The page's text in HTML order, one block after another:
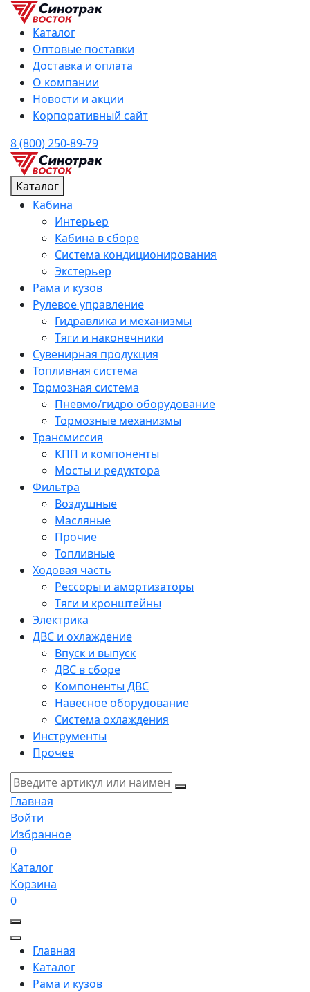
Каталог
Оптовые поставки
Доставка и оплата
О компании
Новости и акции
Корпоративный сайт
8 (800) 250-89-79
Каталог
Кабина
Интерьер
Кабина в сборе
Система кондиционирования
Экстерьер
Рама и кузов
Рулевое управление
Гидравлика и механизмы
Тяги и наконечники
Сувенирная продукция
Топливная система
Тормозная система
Пневмо/гидро оборудование
Тормозные механизмы
Трансмиссия
КПП и компоненты
Мосты и редуктора
Фильтра
Воздушные
Масляные
Прочие
Топливные
Ходовая часть
Рессоры и амортизаторы
Тяги и кронштейны
Электрика
ДВС и охлаждение
Впуск и выпуск
ДВС в сборе
Компоненты ДВС
Навесное оборудование
Система охлаждения
Инструменты
Прочее
Главная
Войти
Избранное
0
Каталог
Корзина
0
Главная
Каталог
Рама и кузов